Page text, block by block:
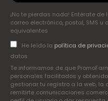
¡No te pierdas nada! Entérate
correo electrónico, postal, SMS
equivalentes
He leído la política de
datos
Te informamos de que
personales facilitados y
gestionar tu registro a la web, la
remitirte comunicaciones